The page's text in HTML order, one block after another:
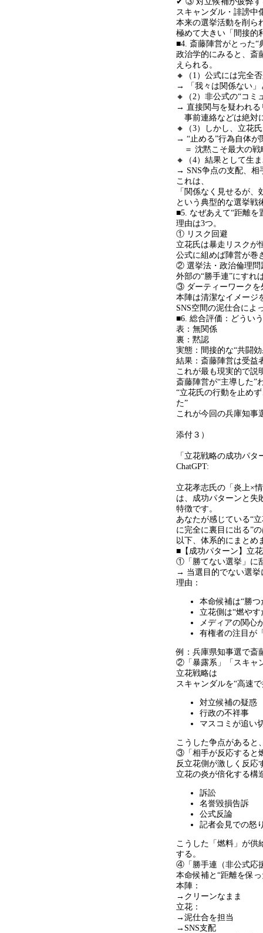
スキャンダル・誹謗中
本来の選挙活動を削ら
極めて大きい「間接的
■4. 斎藤陣営がとった“
政治学的にみると、斎
えられる。
🔸（ 1 ）公式には完全
→ 「我々は関係ない」
🔸（2）非公式の“コミ
→ 直接関与を疑われる
事前連絡などは絶対
🔸（3）しかし、立花
→ “止める”行為自体が
＝ 沈黙こそ最大の戦
🔸（4）結果として生
→ SNS争点の支配、相
これは、
「関係なく見せるが
という典型的な選挙戦
■5. なぜあえて“距離を
理由は3つ。
① リスク回避
立花氏は暴走リスクが
公式に組めば陣営が巻
② 選挙法・政治倫理問
外部の“勝手連”にすれ
③ ダーティーワークを
本陣は清潔なイメージ
SNS空間の泥仕合によ
■6. 総合評価：どうい
表：無関係
裏：黙認
実態：間接的な“共闘
結果：斎藤陣営は受益
これが最も現実的で説
斎藤陣営が“主導した”
“立花氏の行動を止め
た”
これが今回の兵庫知事
添付３）
「立花戦略の成功パ
ChatGPT:
立花孝志氏の「炎上×
は、成功パターンと失
特徴です。
あなたが感じている“
に完全に裏目に出る”
以下、体系的にまとめ
■【成功パターン】立
①「勝てない選挙」に
→ 当選目的でない選挙
理由：
本命候補は“勝つ
立花側は“燃やす
メディアの関心
有権者の注目が
例：兵庫県知事選で斎
②「暴露系」「スキャ
立花戦略は
スキャンダルを“高速
対立候補の疑惑
行政の不祥事
マスコミが追い
こうした争点があると
③「相手が反応すると
反立花側が激しく反応
立花の炎が倍化する構
訴訟
名誉毀損告訴
公式反論
記者会見での怒
こうした「燃料」が供
する。
④「勝手連（非公式応
本命候補と “距離を保
本陣：
→ クリーンなまま
立花：
→ 泥仕合を担当
→SNS支配